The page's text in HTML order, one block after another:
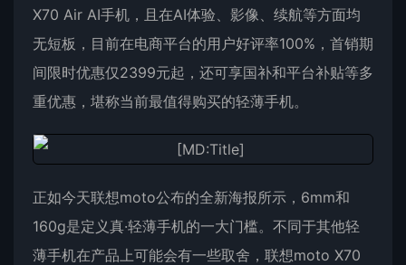
X70 Air AI手机，且在AI体验、影像、续航等方面均
无短板，目前在电商平台的用户好评率100%，首销期
间限时优惠仅2399元起，还可享国补和平台补贴等多
重优惠，堪称当前最值得购买的轻薄手机。
正如今天联想moto公布的全新海报所示，6mm和
160g是定义真·轻薄手机的一大门槛。不同于其他轻
薄手机在产品上可能会有一些取舍，联想moto X70